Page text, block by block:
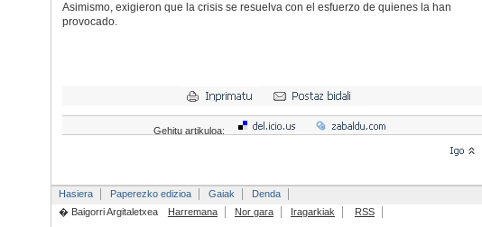
Asimismo, exigieron que la crisis se resuelva con el esfuerzo de quienes la han
provocado.
Gehitu artikuloa:
Hasiera Paperezko edizioa Gaiak
Denda
� Baigorri Argitaletxea
Harremana Nor gara Iragarkiak RSS